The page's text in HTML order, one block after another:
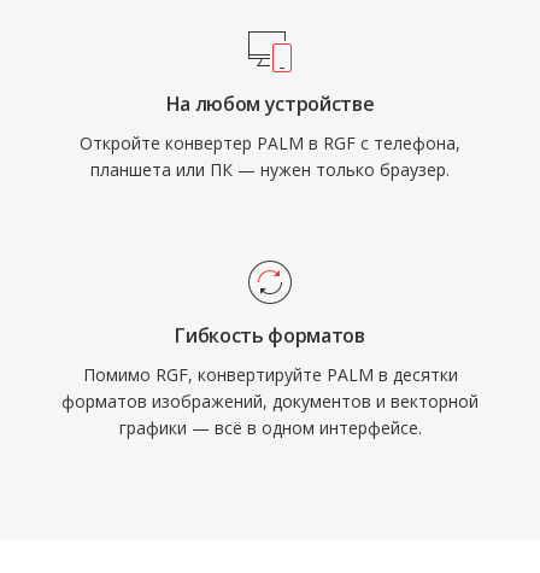
На любом устройстве
Откройте конвертер PALM в RGF с телефона,
планшета или ПК — нужен только браузер.
Гибкость форматов
Помимо RGF, конвертируйте PALM в десятки
форматов изображений, документов и векторной
графики — всё в одном интерфейсе.